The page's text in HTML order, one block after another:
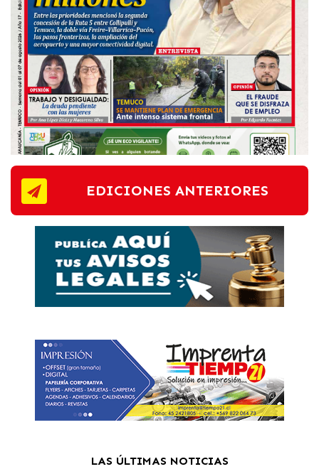
EDICIONES ANTERIORES
LAS ÚLTIMAS NOTICIAS